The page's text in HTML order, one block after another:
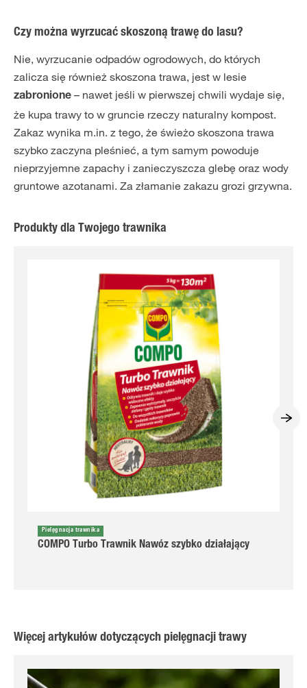
Czy można wyrzucać skoszoną trawę do lasu?
Nie, wyrzucanie odpadów ogrodowych, do których
zalicza się również skoszona trawa, jest w lesie
zabronione – nawet jeśli w pierwszej chwili wydaje się,
że kupa trawy to w gruncie rzeczy naturalny kompost.
Zakaz wynika m.in. z tego, że świeżo skoszona trawa
szybko zaczyna pleśnieć, a tym samym powoduje
nieprzyjemne zapachy i zanieczyszcza glebę oraz wody
gruntowe azotanami. Za złamanie zakazu grozi grzywna.
Produkty dla Twojego trawnika
Pielęgnacja trawnika
COMPO Turbo Trawnik Nawóz szybko działający
Więcej artykułów dotyczących pielęgnacji trawy